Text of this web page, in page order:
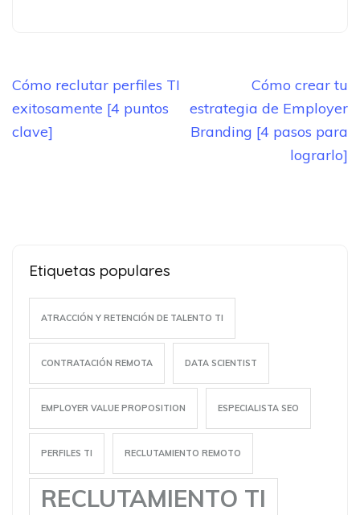
Navegación
de
entradas
Cómo reclutar perfiles TI
exitosamente [4 puntos
clave]
Cómo crear tu
estrategia de Employer
Branding [4 pasos para
lograrlo]
Etiquetas populares
ATRACCIÓN Y RETENCIÓN DE TALENTO TI
CONTRATACIÓN REMOTA DATA SCIENTIST
EMPLOYER VALUE PROPOSITION ESPECIALISTA SEO
PERFILES TI RECLUTAMIENTO REMOTO
RECLUTAMIENTO TI